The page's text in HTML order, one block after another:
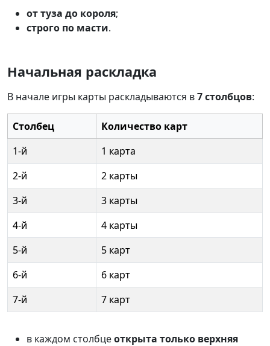
от туза до короля;
строго по масти.
Начальная раскладка
В начале игры карты раскладываются в7 столбцов:
Столбец
Количество карт
1-й
1 карта
2-й
2 карты
3-й
3 карты
4-й
4 карты
5-й
5 карт
6-й
6 карт
7-й
7 карт
в каждом столбцеоткрыта только верхняя